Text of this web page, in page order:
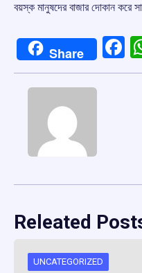
বয়স্ক মানুষদের বাজার দোকান করে
Share
Releated
UNCATEGORIZED